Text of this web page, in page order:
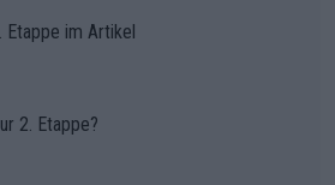
– ein Polster, das Niewiado
als der psychologische Wendep
eingehen. Wenn man bei so
den Moment verpasst und der K
schenkt, ist der Schaden am Ber
Etappe im Artikel
2. Etappe?